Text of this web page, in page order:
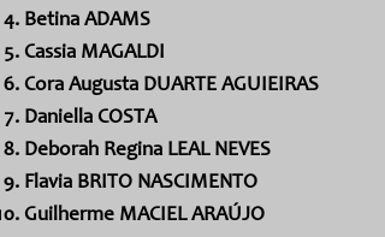
Betina ADAMS
Cassia MAGALDI
Cora Augusta DUARTE AGUIEIRAS
Daniella COSTA
Deborah Regina LEAL NEVES
Flavia BRITO NASCIMENTO
Guilherme MACIEL ARAÚJO